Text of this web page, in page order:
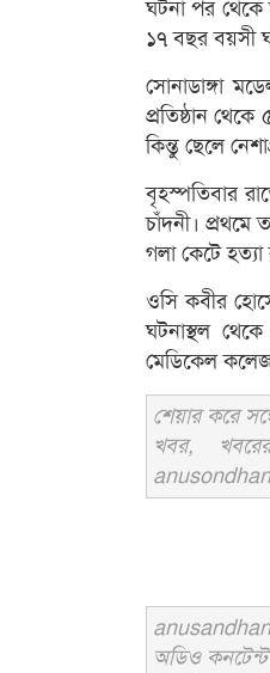
ঘটনা পর থেকে
১৭ বছর বয়সী
সোনাডাঙ্গা
প্রতিষ্ঠান
কিন্তু ছেলে
বৃহস্পতিবার
চাঁদনী। প্রথমে
গলা কেটে
ওসি কবীর
ঘটনাস্থল
মেডিকেল কলেজ
শেয়ার করে
খবর,
অডিও কনটেন্ট